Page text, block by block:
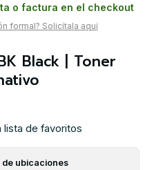
o factura en el checkout
formal? Solicítala aquí
Black | Toner
lista de favoritos
ubicaciones